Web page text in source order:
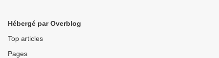
Hébergé par Overblog
Top articles
Pages